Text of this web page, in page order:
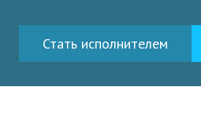
Стать исполнителем